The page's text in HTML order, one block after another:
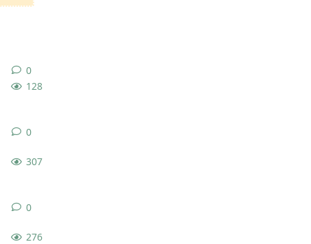
128
0
307
0
276
0